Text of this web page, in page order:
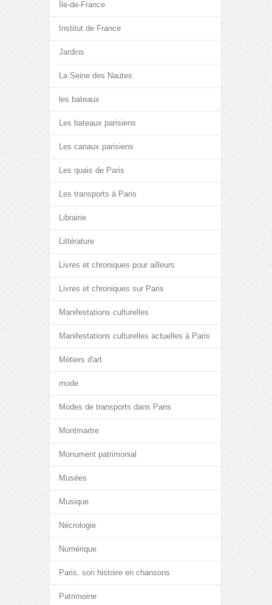
Île-de-France
Institut de France
Jardins
La Seine des Nautes
les bateaux
Les bateaux parisiens
Les canaux parisiens
Les quais de Paris
Les transports à Paris
Librairie
Littérature
Livres et chroniques pour ailleurs
Livres et chroniques sur Paris
Manifestations culturelles
Manifestations culturelles actuelles à Paris
Métiers d'art
mode
Modes de transports dans Paris
Montmartre
Monument patrimonial
Musées
Musique
Nécrologie
Numérique
Paris, son histoire en chansons
Patrimoine